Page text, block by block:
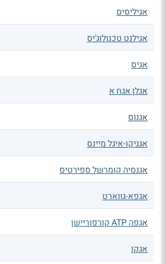
אגיליסיס
אגילנט טכנולוג'יס
אגיס
אגלן אגח א
אגנוס
אגניקו-איגל מיינס
אגנסיה קומרשל ספירטיס
אגפא-גווארט
אגפה ATP קורפוריישן
אגקו